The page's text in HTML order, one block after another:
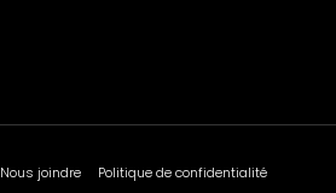
Nous joindre Politique de confidentialité